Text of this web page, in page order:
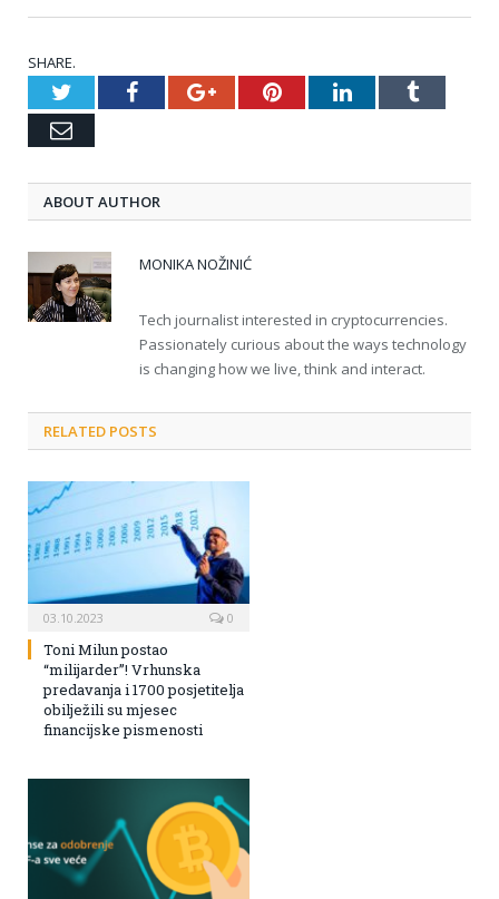
SHARE.
TwitterFacebookGoogle+PinterestLinkedInTumblr
Email
ABOUT AUTHOR
MONIKA NOŽINIĆ
Tech journalist interested in cryptocurrencies.
Passionately curious about the ways technology
is changing how we live, think and interact.
RELATED POSTS
03.10.2023 0
Toni Milun postao
“milijarder”! Vrhunska
predavanja i 1700 posjetitelja
obilježili su mjesec
financijske pismenosti